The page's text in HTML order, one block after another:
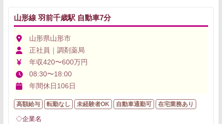
山形線 羽前千歳駅 自動車7分
山形県山形市
正社員｜調剤薬局
年収420〜600万円
08:30〜18:00
年間休日106日
高額給与 転勤なし 未経験者OK 自動車通勤可 在宅業務あり
◇企業名